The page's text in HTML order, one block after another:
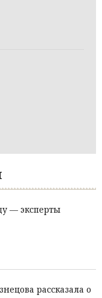
— эксперты
рассказала о